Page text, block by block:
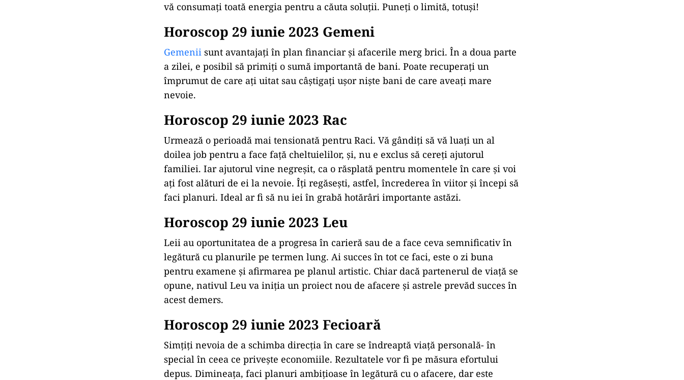
vă consumați toată energia pentru a căuta soluții. Puneți o limită, totuși!
Horoscop 29 iunie 2023 Gemeni
Gemenii sunt avantajați în plan financiar și afacerile merg brici. În a doua parte
a zilei, e posibil să primiți o sumă importantă de bani. Poate recuperați un
împrumut de care ați uitat sau câștigați ușor niște bani de care aveați mare
nevoie.
Horoscop 29 iunie 2023 Rac
Urmează o perioadă mai tensionată pentru Raci. Vă gândiți să vă luați un al
doilea job pentru a face față cheltuielilor, și, nu e exclus să cereți ajutorul
familiei. Iar ajutorul vine negreșit, ca o răsplată pentru momentele în care și voi
ați fost alături de ei la nevoie. Îţi regăsești, astfel, încrederea în viitor şi începi să
faci planuri. Ideal ar fi să nu iei în grabă hotărâri importante astăzi.
Horoscop 29 iunie 2023 Leu
Leii au oportunitatea de a progresa în carieră sau de a face ceva semnificativ în
legătură cu planurile pe termen lung. Ai succes în tot ce faci, este o zi buna
pentru examene şi afirmarea pe planul artistic. Chiar dacă partenerul de viață se
opune, nativul Leu va iniția un proiect nou de afacere și astrele prevăd succes în
acest demers.
Horoscop 29 iunie 2023 Fecioară
Simțiți nevoia de a schimba direcția în care se îndreaptă viață personală- în
special în ceea ce privește economiile. Rezultatele vor fi pe măsura efortului
depus. Dimineaţa, faci planuri ambițioase în legătură cu o afacere, dar este